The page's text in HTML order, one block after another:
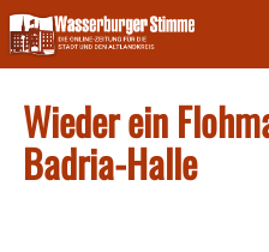
Skip
to
content
Wieder ein
Badria-Halle